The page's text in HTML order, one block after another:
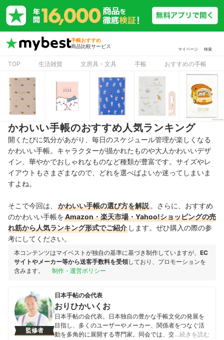
手帳おすすめ
商品比較サービス
マイページ 検索
TOP 生活雑貨 文房具・文具 手帳 おすすめの手帳
かわいい手帳のおすすめ人気ランキング
開くたびに気分があがり、毎日のスケジュール管理が楽しくなる
かわいい手帳。 キャラクターが描かれた ものや大人かわいいデザ
イン、華やかでおしゃれなものなど種類が豊富です。サイズやレ
イアウトもさまざまなので、どれを選べばよいか迷ってしまいま
すよね。
そこで今回は、 かわいい手帳の選び方を解説 。さらに、おすすめ
のかわいい手帳をAmazon・楽天市場・Yahoo!ショッピングの売
れ筋から人気ランキング形式でご紹介 します。ぜひ購入の際の参
考にしてください。
本コンテンツはマイベストが独自の基準に基づき制作していますが、 EC
サイトやメーカー等から送客手数料を受領しており、プロモーションを
含みます。
制作・運営ポリシー
監修者
日本手帖の会代表
おりひかいくお
日本手帖の会代表。日本独自の豊かな手帳文化の発展を
目指し、多くのユーザーやメーカー、関係者をつなぐ活
動を多角的に展開する専門家。同会では、交流の場であ
…続きを読む